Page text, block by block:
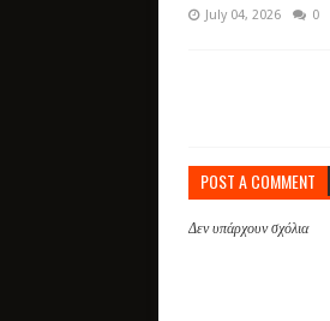
July 04, 2026 0
POST A COMMENT
Δεν υπάρχουν σχόλια